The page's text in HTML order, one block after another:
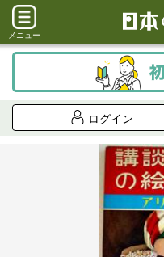
メニュー
ログイン